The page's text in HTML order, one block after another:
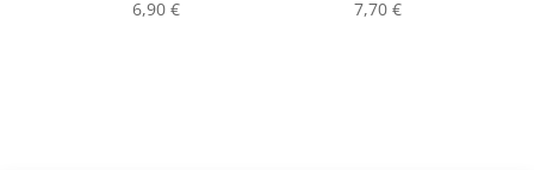
6,90 € 7,70€